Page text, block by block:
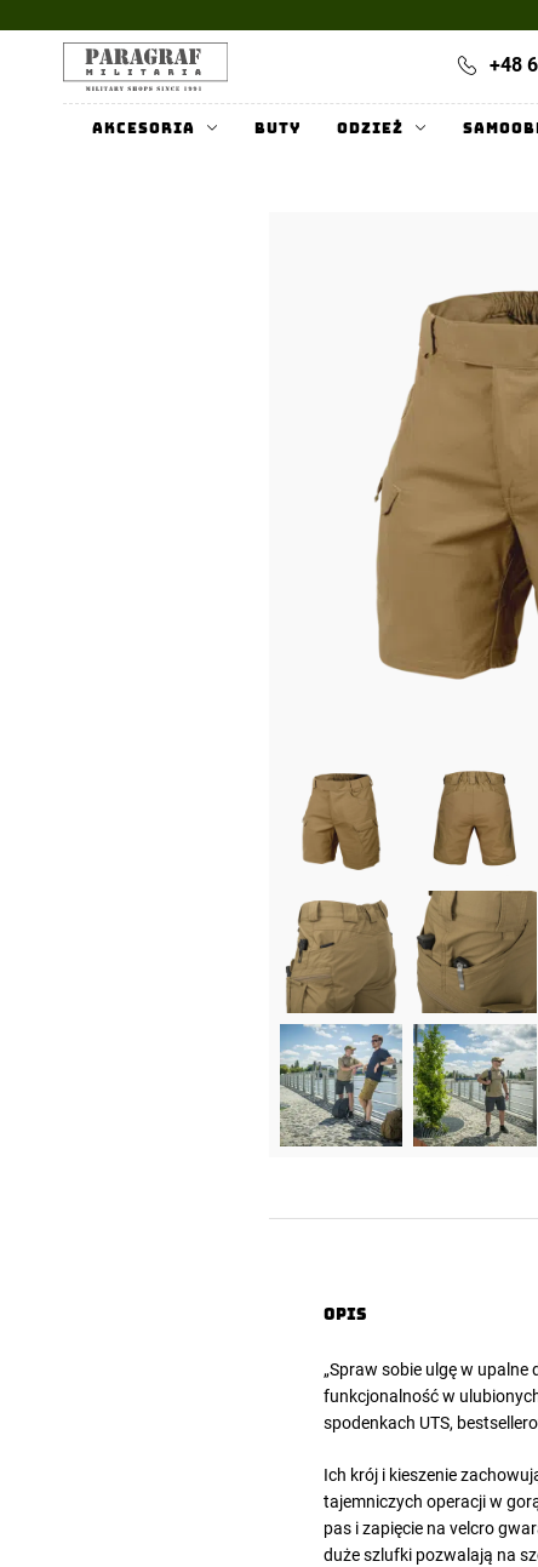
+48
Akcesoria Buty Odzież
Opis
„Spraw sobie ulgę w upalne
funkcjonalność w
spodenkach UTS,
Ich krój i kieszenie
tajemniczych operacji w
pas i zapięcie na velcro
duże szlufki pozwalają na